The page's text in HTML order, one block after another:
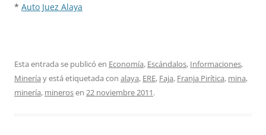
* Auto Juez Alaya
Esta entrada se publicó en Economía, Escándalos, Informaciones,
Minería y está etiquetada con alaya, ERE, Faja, Franja Pirítica, mina,
minería, minerosen 22 noviembre 2011.